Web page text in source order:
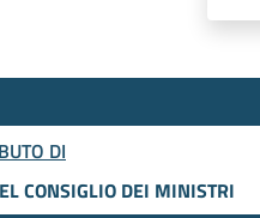
DI
CONSIGLIO DEI MINISTRI